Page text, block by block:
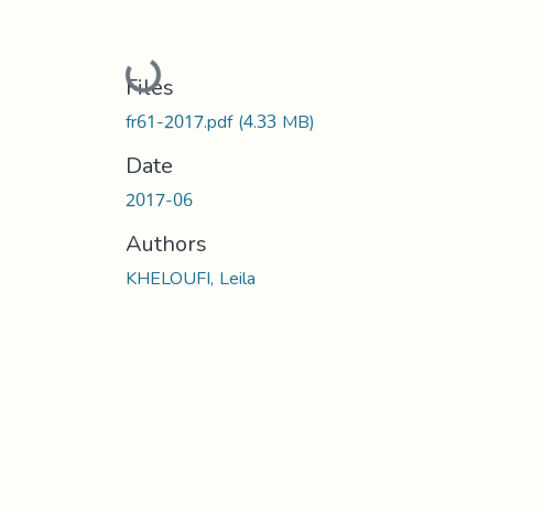
Loading...
Files
fr61-2017.pdf(4.33 MB)
Date
2017-06
Authors
KHELOUFI, Leila